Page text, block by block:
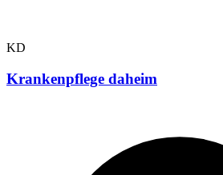
KD
Krankenpflege daheim